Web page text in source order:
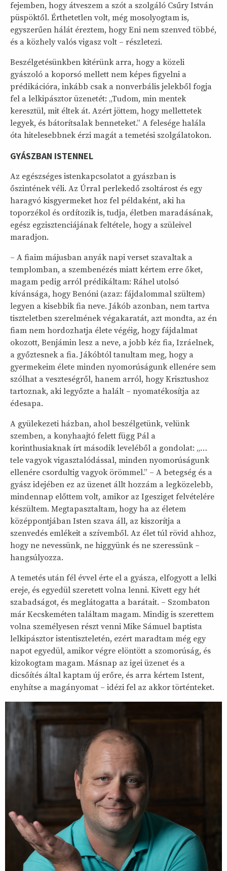
fejemben, hogy átveszem a szót a szolgáló Csűry István
püspöktől. Érthetetlen volt, még mosolyogtam is,
egyszerűen hálát éreztem, hogy Eni nem szenved többé,
és a közhely valós vigasz volt – részletezi.
Beszélgetésünkben kitérünk arra, hogy a közeli
gyászoló a koporsó mellett nem képes figyelni a
prédikációra, inkább csak a nonverbális jelekből fogja
fel a lelkipásztor üzenetét: „Tudom, min mentek
keresztül, mit éltek át. Azért jöttem, hogy mellettetek
legyek, és bátorítsalak benneteket.” A felesége halála
óta hitelesebbnek érzi magát a temetési szolgálatokon.
GYÁSZBAN ISTENNEL
Az egészséges istenkapcsolatot a gyászban is
őszintének véli. Az Úrral perlekedő zsoltárost és egy
haragvó kisgyermeket hoz fel példaként, aki ha
toporzékol és ordítozik is, tudja, életben maradásának,
egész egzisztenciájának feltétele, hogy a szüleivel
maradjon.
– A fiaim májusban anyák napi verset szavaltak a
templomban, a szembenézés miatt kértem erre őket,
magam pedig arról prédikáltam: Ráhel utolsó
kívánsága, hogy Benóni (azaz: fájdalommal szültem)
legyen a kisebbik fia neve. Jákób azonban, nem tartva
tiszteletben szerelmének végakaratát, azt mondta, az én
fiam nem hordozhatja élete végéig, hogy fájdalmat
okozott, Benjámin lesz a neve, a jobb kéz fia, Izráelnek,
a győztesnek a fia. Jákóbtól tanultam meg, hogy a
gyermekeim élete minden nyomorúságunk ellenére sem
szólhat a veszteségről, hanem arról, hogy Krisztushoz
tartoznak, aki legyőzte a halált – nyomatékosítja az
édesapa.
A gyülekezeti házban, ahol beszélgetünk, velünk
szemben, a konyhaajtó felett függ Pál a
korinthusiaknak írt második leveléből a gondolat: „…
tele vagyok vigasztalódással, minden nyomorúságunk
ellenére csordultig vagyok örömmel.” – A betegség és a
gyász idejében ez az üzenet állt hozzám a legközelebb,
mindennap előttem volt, amikor az Igesziget felvételére
készültem. Megtapasztaltam, hogy ha az életem
középpontjában Isten szava áll, az kiszorítja a
szenvedés emlékeit a szívemből. Az élet túl rövid ahhoz,
hogy ne nevessünk, ne higgyünk és ne szeressünk –
hangsúlyozza.
A temetés után fél évvel érte el a gyásza, elfogyott a lelki
ereje, és egyedül szeretett volna lenni. Kivett egy hét
szabadságot, és meglátogatta a barátait. – Szombaton
már Kecskeméten találtam magam. Mindig is szerettem
volna személyesen részt venni Mike Sámuel baptista
lelkipásztor istentiszteletén, ezért maradtam még egy
napot egyedül, amikor végre elöntött a szomorúság, és
kizokogtam magam. Másnap az igei üzenet és a
dicsőítés által kaptam új erőre, és arra kértem Istent,
enyhítse a magányomat – idézi fel az akkor történteket.